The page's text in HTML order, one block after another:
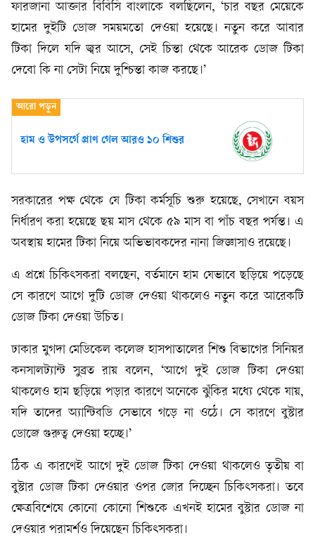
ফারজানা আক্তার বিবিসি বাংলাকে বলছিলেন, ‘চার বছর মেয়েকে
হামের দুইটি ডোজ সময়মতো দেওয়া হয়েছে। নতুন করে আবার
টিকা দিলে যদি জ্বর আসে, সেই চিন্তা থেকে আরেক ডোজ টিকা
দেবো কি না সেটা নিয়ে দুশ্চিন্তা কাজ করছে।’
হাম ও উপসর্গে প্রাণ গেল আরও ১০ শিশুর
সরকারের পক্ষ থেকে যে টিকা কর্মসূচি শুরু হয়েছে, সেখানে বয়স
নির্ধারণ করা হয়েছে ছয় মাস থেকে ৫৯ মাস বা পাঁচ বছর পর্যন্ত। এ
অবস্থায় হামের টিকা নিয়ে অভিভাবকদের নানা জিজ্ঞাসাও রয়েছে।
এ প্রশ্নে চিকিৎসকরা বলছেন, বর্তমানে হাম যেভাবে ছড়িয়ে পড়েছে
সে কারণে আগে দুটি ডোজ দেওয়া থাকলেও নতুন করে আরেকটি
ডোজ টিকা দেওয়া উচিত।
ঢাকার মুগদা মেডিকেল কলেজ হাসপাতালের শিশু বিভাগের সিনিয়র
কনসালট্যান্ট সুব্রত রায় বলেন, ‘আগে দুই ডোজ টিকা দেওয়া
থাকলেও হাম ছড়িয়ে পড়ার কারণে অনেকে ঝুঁকির মধ্যে থেকে যায়,
যদি তাদের অ্যান্টিবডি সেভাবে গড়ে না ওঠে। সে কারণে বুস্টার
ডোজে গুরুত্ব দেওয়া হচ্ছে।’
ঠিক এ কারণেই আগে দুই ডোজ টিকা দেওয়া থাকলেও তৃতীয় বা
বুস্টার ডোজ টিকা দেওয়ার ওপর জোর দিচ্ছেন চিকিৎসকরা। তবে
ক্ষেত্রবিশেষে কোনো কোনো শিশুকে এখনই হামের বুস্টার ডোজ না
দেওয়ার পরামর্শও দিয়েছেন চিকিৎসকরা।